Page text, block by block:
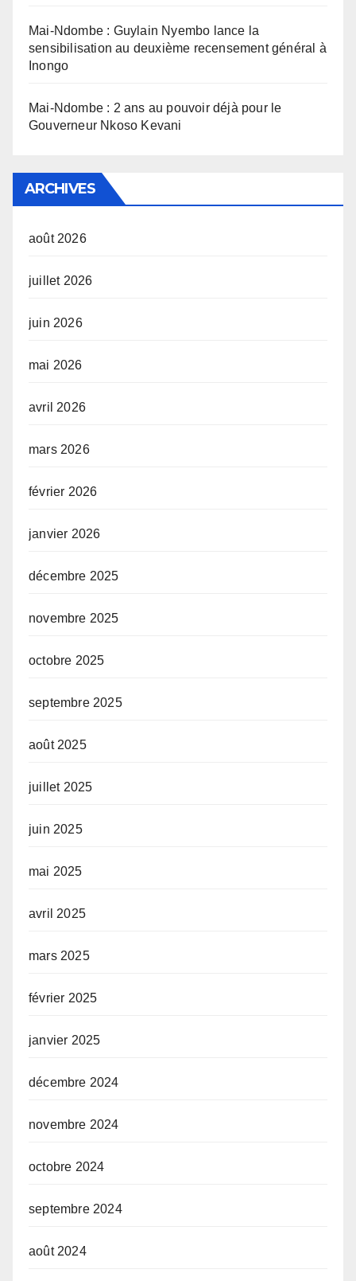
Mai-Ndombe : Guylain Nyembo lance la
sensibilisation au deuxième recensement général à
Inongo
Mai-Ndombe : 2 ans au pouvoir déjà pour le
Gouverneur Nkoso Kevani
ARCHIVES
août 2026
juillet 2026
juin 2026
mai 2026
avril 2026
mars 2026
février 2026
janvier 2026
décembre 2025
novembre 2025
octobre 2025
septembre 2025
août 2025
juillet 2025
juin 2025
mai 2025
avril 2025
mars 2025
février 2025
janvier 2025
décembre 2024
novembre 2024
octobre 2024
septembre 2024
août 2024